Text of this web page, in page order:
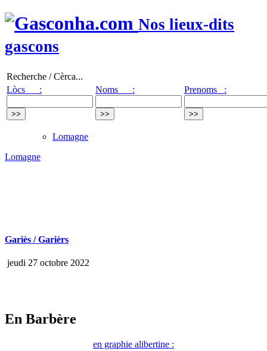
Nos lieux-dits
gascons
Recherche / Cèrca...
Lòcs :
Noms : Prenoms :
Lomagne
Lomagne
Gariès / Garièrs
jeudi 27 octobre 2022
En Barbère
en graphie alibertine :